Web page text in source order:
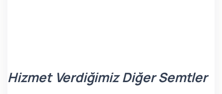
Hizmet Verdiğimiz Diğer Semtler